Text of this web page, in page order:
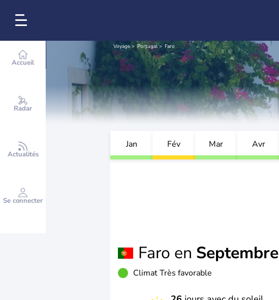
Accueil
Radar
Actualités
Se connecter
Voyage Portugal Faro
Jan Fév Mar Avr
Faro en Septembre
Climat Très favorable